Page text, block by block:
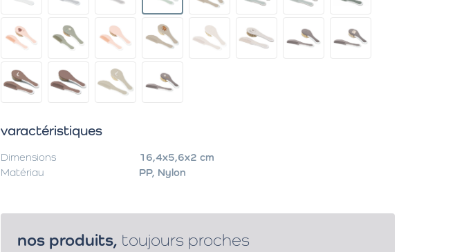
varactéristiques
Dimensions
16,4x5,6x2 cm
Matériau
PP, Nylon
nos produits, toujours proches